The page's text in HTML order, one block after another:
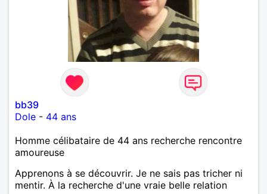
bb39
Dole - 44 ans
Homme célibataire de 44 ans recherche rencontre
amoureuse
Apprenons à se découvrir. Je ne sais pas tricher ni
mentir. À la recherche d'une vraie belle relation